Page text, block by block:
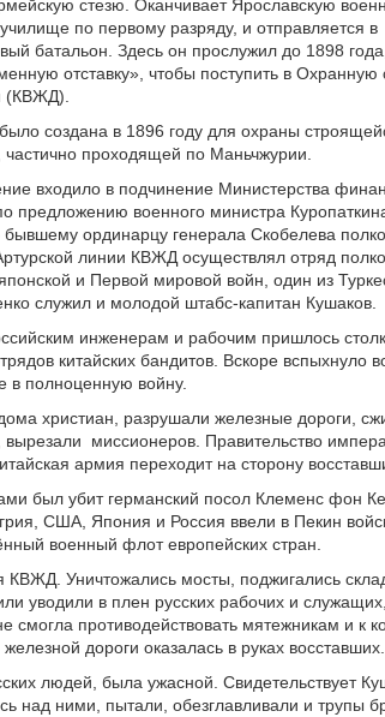
стезю. Оканчивает Ярославскую
по первому разряду, и отправляется в
батальон. Здесь он прослужил до 1898
отставку», чтобы поступить в Охранную
(КВЖД).
создана в 1896 году для охраны
частично проходящей по Маньчжурии.
входило в подчинение Министерства
предложению военного министра
ординарцу генерала Скобелева
линии КВЖД осуществлял отряд
и Первой мировой войн, один из
служил и молодой штабс-капитан Кушаков.
инженерам и рабочим пришлось
китайских бандитов. Вскоре вспыхнуло
в полноценную войну.
христиан, разрушали железные дороги,
миссионеров. Правительство
армия переходит на сторону
был убит германский посол Клеменс фон
США, Япония и Россия ввели в Пекин
военный флот европейских стран.
Уничтожались мосты, поджигались
уводили в плен русских рабочих и
смогла противодействовать мятежникам и к
дороги оказалась в руках восставших.
людей, была ужасной. Свидетельствует
над ними, пытали, обезглавливали и трупы